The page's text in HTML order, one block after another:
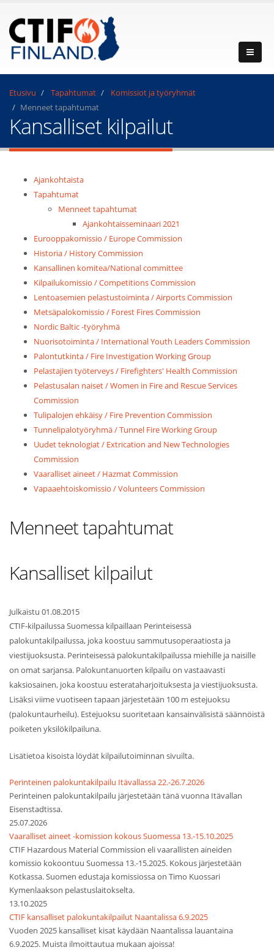
Etusivu Tapahtumat
Komissiot ja työryhmät
Menneet tapahtumat
Kansalliset kilpailut
Ajankohtaista
Tapahtumat
Menneet tapahtumat
Ajankohtaisseminaari 2021
Eurooppakomissio / Europe Commission
Historia / History Commission
Kansallinen komitea/National committee
Kilpailukomissio / Competitions Commission
Lentoasemien pelastustoiminta / Airports Commission
Metsäpalokomissio / Forest Fires Commission
Nordic Baltic -työryhmä
Nuorisotoiminta / International Youth Leaders Commission
Palontutkinta / Fire Investigation Working Group
Pelastajien työterveys / Firefighters' Health Commission
Pelastusalan naiset / Women in Fire and Rescue Services
Commission
Tulipalojen ehkäisy / Fire Prevention Commission
Tunnelipalotyöryhmä / Tunnel Fire Working Group
Uudet teknologiat / Extrication and New Technologies
Commission
Vaaralliset aineet / Hazmat Commission
Vapaaehtoiskomissio / Volunteers Commission
Menneet tapahtumat
Kansalliset kilpailut
Julkaistu 01.08.2015
CTIF-kilpailussa Suomessa kilpaillaan Perinteisessä
palokuntakilpailussa, joka koostuu sammutusoperaatiosta ja
viestijuoksusta. Perinteisessä palokuntakilpailussa miehille ja naisille
on omat sarjansa. Palokuntanuorten kilpailu on vastaavasti
kaksiosainen, joka koostuu esterataharjoituksesta ja viestijuoksusta.
Lisäksi viime vuotiseen tapaan järjestetään 100 m estejuoksu
(palokuntaurheilu). Estejuoksu suoritetaan kansainvälisistä säännöistä
poiketen yksilökilpailuna.
Lisätietoa kisoista löydät kilpailutoiminnan sivuilta.
Perinteinen palokuntakilpailu Itävallassa 22.-26.7.2026
Perinteinen palokuntakilpailu järjestetään tänä vuonna Itävallan
Eisenstadtissa.
25.07.2026
Vaaralliset aineet -komission kokous Suomessa 13.-15.10.2025
CTIF Hazardous Material Commission eli vaarallisten aineiden
komissio kokoontuu Suomessa 13.-15.2025. Kokous järjestetään
Kotkassa. Suomen edustaja komissiossa on Timo Kuossari
Kymenlaakson pelastuslaitokselta.
13.10.2025
CTIF kansalliset palokuntakilpailut Naantalissa 6.9.2025
Vuoden 2025 kansalliset kisat käydään Naantalissa lauantaina
6.9.2025. Muista ilmoittautua mukaan ajoissa!